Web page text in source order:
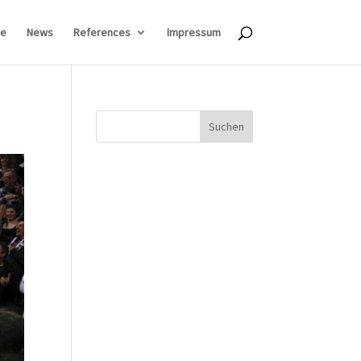
News References Impressum